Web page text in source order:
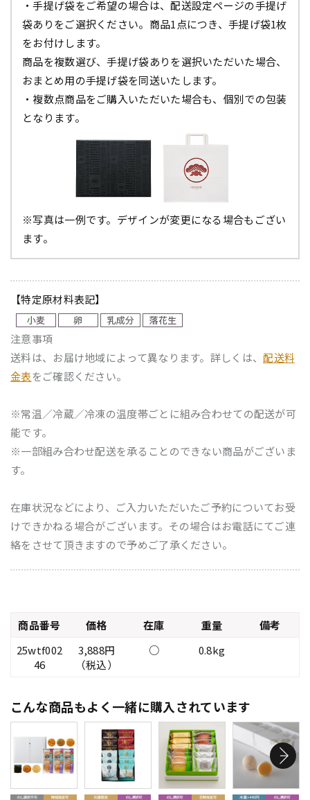
・手提げ袋をご希望の場合は、配送設定ページの手提げ
袋ありをご選択ください。商品1点につき、手提げ袋1枚
をお付けします。
商品を複数選び、手提げ袋ありを選択いただいた場合、
おまとめ用の手提げ袋を同送いたします。
・複数点商品をご購入いただいた場合も、個別での包装
となります。
※写真は一例です。デザインが変更になる場合もござい
ます。
【特定原材料表記】
注意事項
送料は、お届け地域によって異なります。詳しくは、配送料
金表をご確認ください。
※常温／冷蔵／冷凍の温度帯ごとに組み合わせての配送が可
能です。
※一部組み合わせ配送を承ることのできない商品がございま
す。
在庫状況などにより、ご入力いただいたご予約についてお受
けできかねる場合がございます。その場合はお電話にてご連
絡をさせて頂きますので予めご了承ください。
商品番号 価格 在庫 重量
備考
25wtf002
46
3,888円
（税込）
○ 0.8kg
こんな商品もよく一緒に購入されています